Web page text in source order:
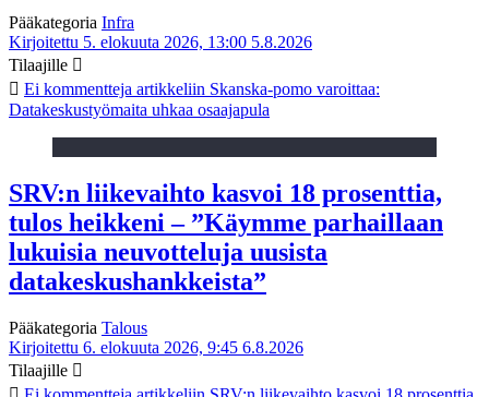
Pääkategoria Infra
Kirjoitettu 5. elokuuta 2026, 13:00 5.8.2026
Tilaajille
Ei kommentteja artikkeliin Skanska-pomo varoittaa:
Datakeskustyömaita uhkaa osaajapula
SRV:n liikevaihto kasvoi 18 prosenttia,
tulos heikkeni – ”Käymme parhaillaan
lukuisia neuvotteluja uusista
datakeskushankkeista”
Pääkategoria Talous
Kirjoitettu 6. elokuuta 2026, 9:45 6.8.2026
Tilaajille